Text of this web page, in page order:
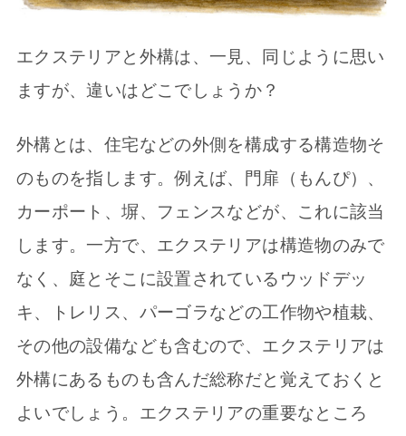
エクステリアと外構は、一見、同じように思い
ますが、違いはどこでしょうか？
外構とは、住宅などの外側を構成する構造物そ
のものを指します。例えば、門扉（もんぴ）、
カーポート、塀、フェンスなどが、これに該当
します。一方で、エクステリアは構造物のみで
なく、庭とそこに設置されているウッドデッ
キ、トレリス、パーゴラなどの工作物や植栽、
その他の設備なども含むので、エクステリアは
外構にあるものも含んだ総称だと覚えておくと
よいでしょう。エクステリアの重要なところ